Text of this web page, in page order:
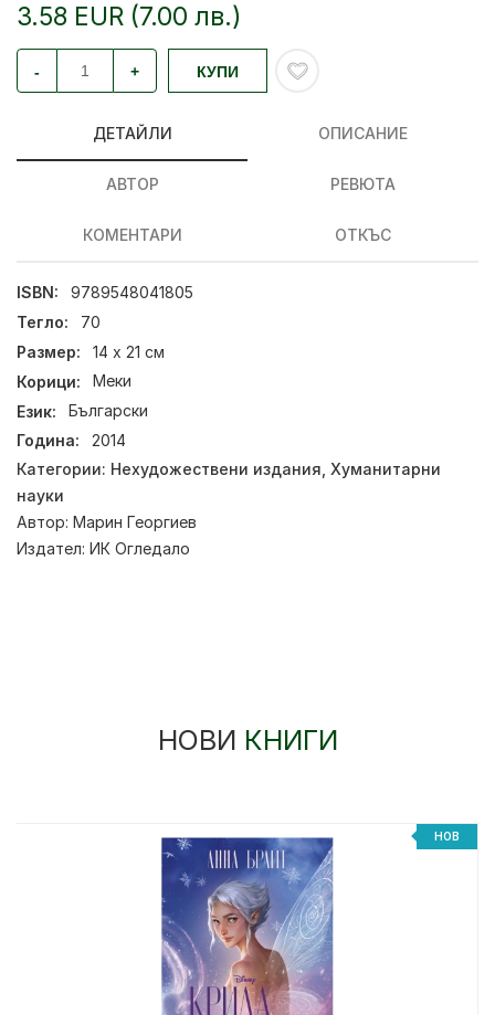
3.58 EUR (7.00 лв.)
- + КУПИ
ДЕТАЙЛИ ОПИСАНИЕ
АВТОР РЕВЮТА
КОМЕНТАРИ ОТКЪС
ISBN:
9789548041805
Тегло:
70
Размер:
14 х 21 см
Корици:
Меки
Език:
Български
Година:
2014
Категории: Нехудожествени издания Хуманитарни
науки
Автор: Марин Георгиев
Издател: ИК Огледало
НОВИ КНИГИ
НОВ